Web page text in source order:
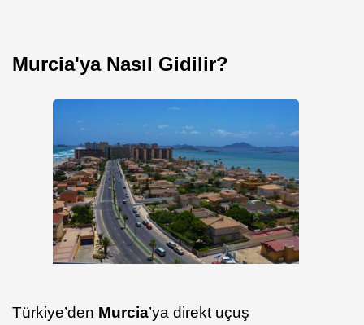
Murcia'ya Nasıl Gidilir?
Türkiye’den Murcia’ya direkt uçuş